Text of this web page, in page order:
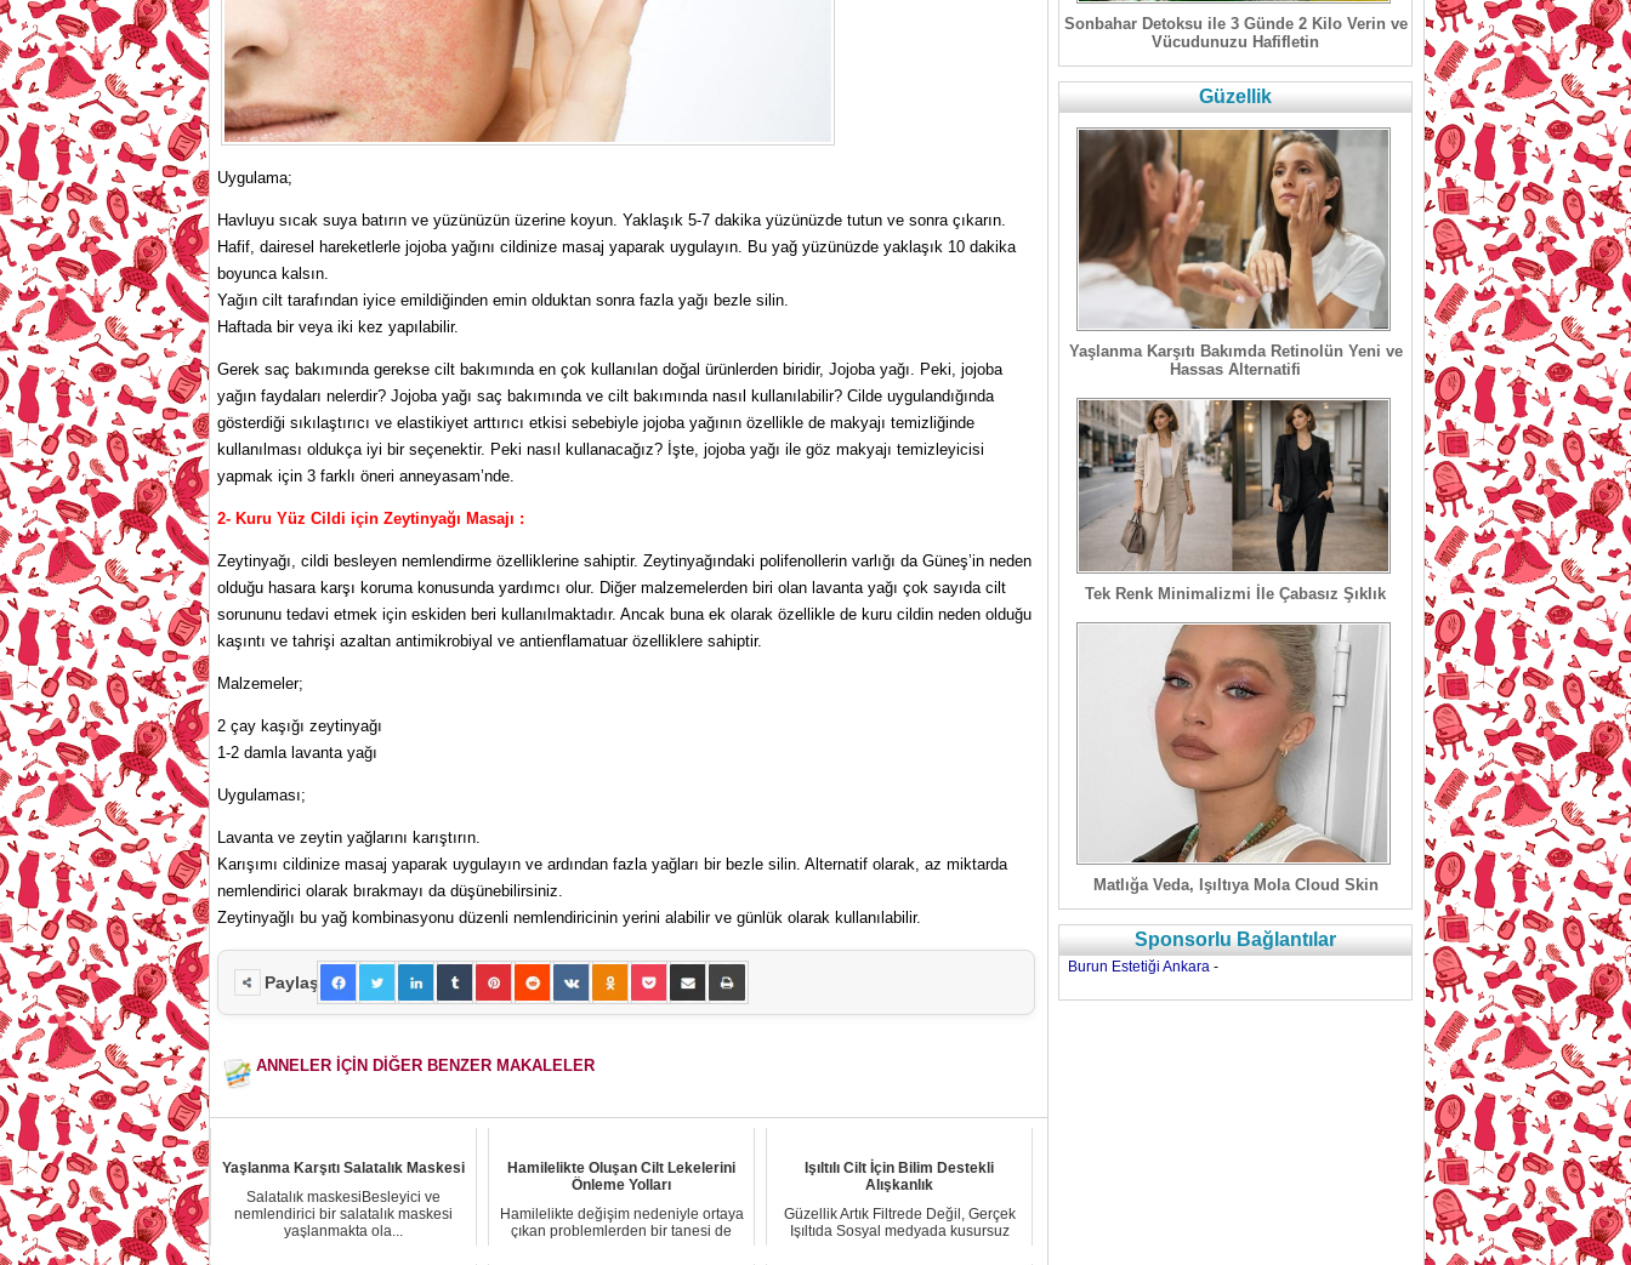
Uygulama;
Havluyu sıcak suya batırın ve yüzünüzün üzerine koyun. Yaklaşık 5-7 dakika yüzünüzde tutun ve sonra çıkarın.
Hafif, dairesel hareketlerle jojoba yağını cildinize masaj yaparak uygulayın. Bu yağ yüzünüzde yaklaşık 10 dakika
boyunca kalsın.
Yağın cilt tarafından iyice emildiğinden emin olduktan sonra fazla yağı bezle silin.
Haftada bir veya iki kez yapılabilir.
Gerek saç bakımında gerekse cilt bakımında en çok kullanılan doğal ürünlerden biridir, Jojoba yağı. Peki, jojoba
yağın faydaları nelerdir? Jojoba yağı saç bakımında ve cilt bakımında nasıl kullanılabilir? Cilde uygulandığında
gösterdiği sıkılaştırıcı ve elastikiyet arttırıcı etkisi sebebiyle jojoba yağının özellikle de makyajı temizliğinde
kullanılması oldukça iyi bir seçenektir. Peki nasıl kullanacağız? İşte, jojoba yağı ile göz makyajı temizleyicisi
yapmak için 3 farklı öneri anneyasam’nde.
2- Kuru Yüz Cildi için Zeytinyağı Masajı :
Zeytinyağı, cildi besleyen nemlendirme özelliklerine sahiptir. Zeytinyağındaki polifenollerin varlığı da Güneş’in neden
olduğu hasara karşı koruma konusunda yardımcı olur. Diğer malzemelerden biri olan lavanta yağı çok sayıda cilt
sorununu tedavi etmek için eskiden beri kullanılmaktadır. Ancak buna ek olarak özellikle de kuru cildin neden olduğu
kaşıntı ve tahrişi azaltan antimikrobiyal ve antienflamatuar özelliklere sahiptir.
Malzemeler;
2 çay kaşığı zeytinyağı
1-2 damla lavanta yağı
Uygulaması;
Lavanta ve zeytin yağlarını karıştırın.
Karışımı cildinize masaj yaparak uygulayın ve ardından fazla yağları bir bezle silin. Alternatif olarak, az miktarda
nemlendirici olarak bırakmayı da düşünebilirsiniz.
Zeytinyağlı bu yağ kombinasyonu düzenli nemlendiricinin yerini alabilir ve günlük olarak kullanılabilir.
Paylaş
ANNELER İÇİN DİĞER BENZER MAKALELER
Yaşlanma Karşıtı Salatalık Maskesi
Salatalık maskesiBesleyici ve
nemlendirici bir salatalık maskesi
yaşlanmakta ola...
Hamilelikte Oluşan Cilt Lekelerini
Önleme Yolları
Hamilelikte değişim nedeniyle ortaya
çıkan problemlerden bir tanesi de
Işıltılı Cilt İçin Bilim Destekli
Alışkanlık
Güzellik Artık Filtrede Değil, Gerçek
Işıltıda Sosyal medyada kusursuz
Sonbahar Detoksu ile 3 Günde 2 Kilo Verin ve
Vücudunuzu Hafifletin
Güzellik
Yaşlanma Karşıtı Bakımda Retinolün Yeni ve
Hassas Alternatifi
Tek Renk Minimalizmi İle Çabasız Şıklık
Matlığa Veda, Işıltıya Mola Cloud Skin
Sponsorlu Bağlantılar
Burun Estetiği Ankara -